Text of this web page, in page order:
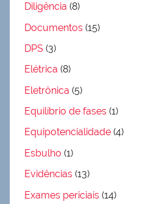
Diligência (8)
Documentos (15)
DPS (3)
Elétrica (8)
Eletrônica (5)
Equilíbrio de fases (1)
Equipotencialidade (4)
Esbulho (1)
Evidências (13)
Exames periciais (14)